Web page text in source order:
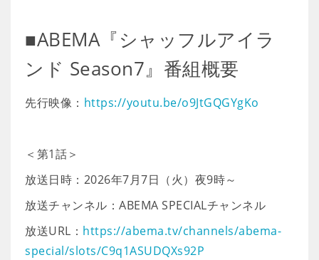
■ABEMA『シャッフルアイラ
ンド Season7』番組概要
先行映像： https://youtu.be/o9JtGQGYgKo
＜第1話＞
放送日時：2026年7月7日（火）夜9時～
放送チャンネル：ABEMA SPECIALチャンネル
放送URL： https://abema.tv/channels/abema-
special/slots/C9q1ASUDQXs92P